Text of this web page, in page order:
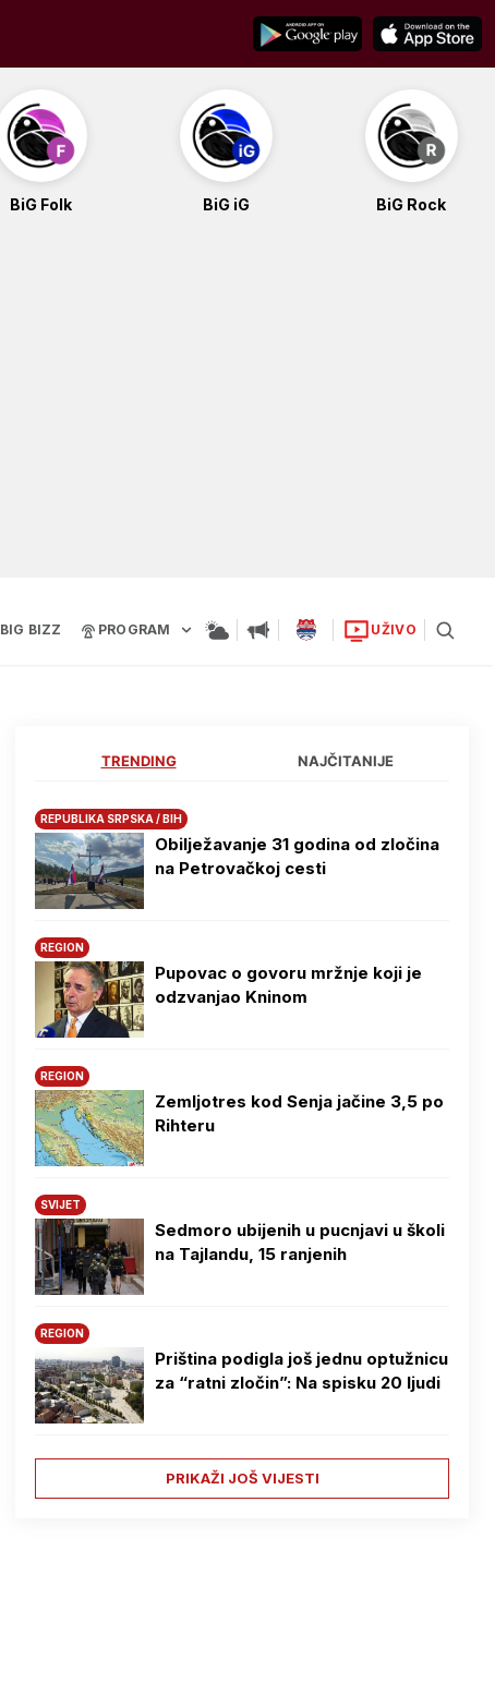
BiG Folk BiG iG BiG Rock
BIG BIZZ PROGRAM UŽIVO
TRENDING NAJČITANIJE
REPUBLIKA SRPSKA / BIH
Obilježavanje 31 godina od zločina
na Petrovačkoj cesti
REGION
Pupovac o govoru mržnje koji je
odzvanjao Kninom
REGION
Zemljotres kod Senja jačine 3,5 po
Rihteru
SVIJET
Sedmoro ubijenih u pucnjavi u školi
na Tajlandu, 15 ranjenih
REGION
Priština podigla još jednu optužnicu
za “ratni zločin”: Na spisku 20 ljudi
PRIKAŽI JOŠ VIJESTI